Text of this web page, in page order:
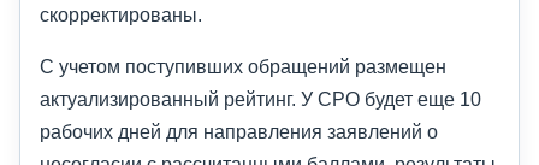
скорректированы.
С учетом поступивших обращений размещен
актуализированный рейтинг. У СРО будет еще 10
рабочих дней для направления заявлений о